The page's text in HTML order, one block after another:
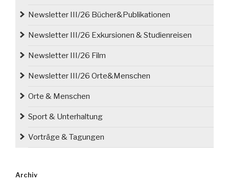
Newsletter III/26 Bücher&Publikationen
Newsletter III/26 Exkursionen & Studienreisen
Newsletter III/26 Film
Newsletter III/26 Orte&Menschen
Orte & Menschen
Sport & Unterhaltung
Vorträge & Tagungen
Archiv